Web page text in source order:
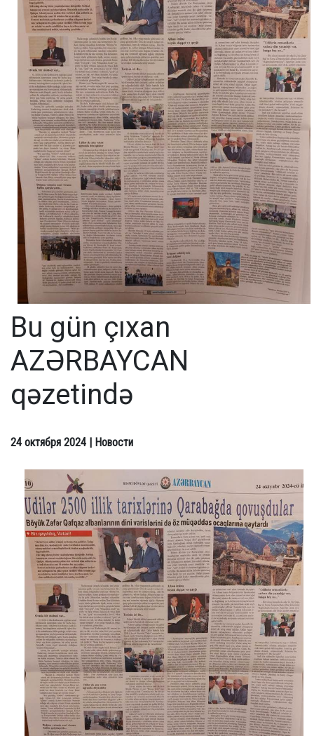
Bu gün çıxan
AZƏRBAYCAN
qəzetində
24 октября 2024 | Новости